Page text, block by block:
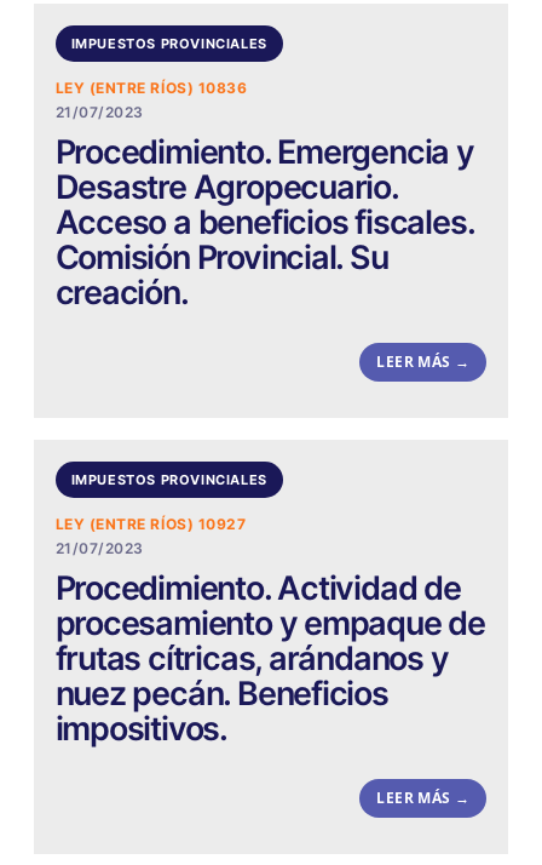
IMPUESTOS PROVINCIALES
LEY (ENTRE RÍOS) 10836
21/07/2023
Procedimiento. Emergencia y
Desastre Agropecuario.
Acceso a beneficios fiscales.
Comisión Provincial. Su
creación.
LEER MÁS →
IMPUESTOS PROVINCIALES
LEY (ENTRE RÍOS) 10927
21/07/2023
Procedimiento. Actividad de
procesamiento y empaque de
frutas cítricas, arándanos y
nuez pecán. Beneficios
impositivos.
LEER MÁS →